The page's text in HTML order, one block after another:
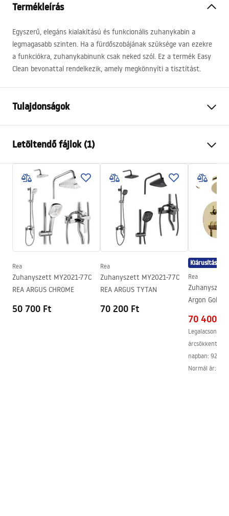
Termékleírás
Egyszerű, elegáns kialakítású és funkcionális zuhanykabin a
legmagasabb szinten. Ha a fürdőszobájának szüksége van ezekre
a funkciókra, zuhanykabinunk csak neked szól. Ez a termék Easy
Clean bevonattal rendelkezik, amely megkönnyíti a tisztítást.
Tulajdonságok
Szín
Kabin típusa
Sarok
Az üveg színe
Átlátszó 6mm
A nyitás módja
Összecsukható
Összeszerelés
A zuhanytálcán vagy a padlón
Magasság
1900mm
A kabin iránya
Univerzális
Garancia
Easy Clean bevonat
Igen, az üveg egyik oldalán
Letöltendő fájlok (1)
shower manual
shower manual.pdf
Rea
Zuhanyszett MY2021-77C
REA ARGUS CHROME
50 700 Ft
Rea
Zuhanyszett MY2021-77C
REA ARGUS TYTAN
70 200 Ft
Kiárusítás
Rea
Argon Gold +
70 400 Ft
árcsökkentést
napban: 92
Normál ár: